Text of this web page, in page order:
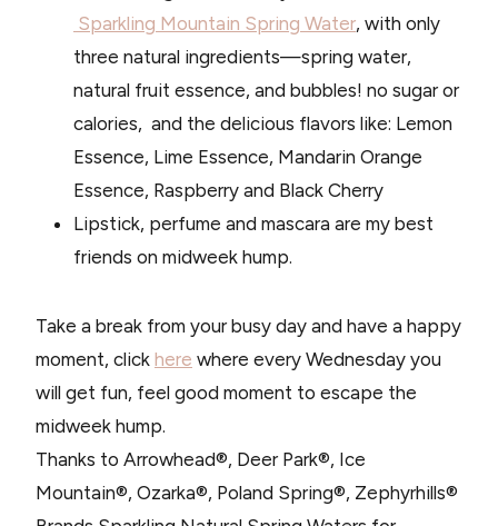
Sparkling Mountain Spring Water, with only
three natural ingredients—spring water,
natural fruit essence, and bubbles! no sugar or
calories, and the delicious flavors like: Lemon
Essence, Lime Essence, Mandarin Orange
Essence, Raspberry and Black Cherry
Lipstick, perfume and mascara are my best
friends on midweek hump.
Take a break from your busy day and have a happy
moment, click here where every Wednesday you
will get fun, feel good moment to escape the
midweek hump.
Thanks to Arrowhead®, Deer Park®, Ice
Mountain®, Ozarka®, Poland Spring®, Zephyrhills®